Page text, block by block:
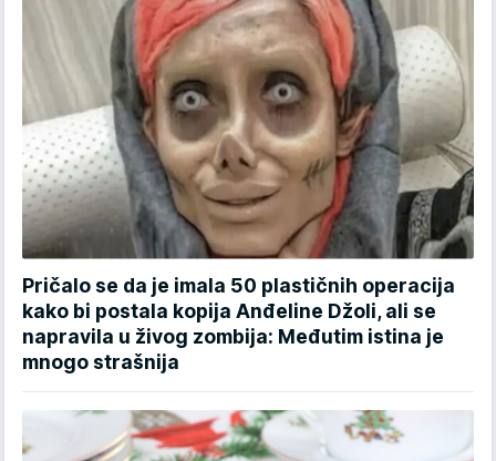
Pričalo se da je imala 50 plastičnih operacija
kako bi postala kopija Anđeline Džoli, ali se
napravila u živog zombija: Međutim istina je
mnogo strašnija